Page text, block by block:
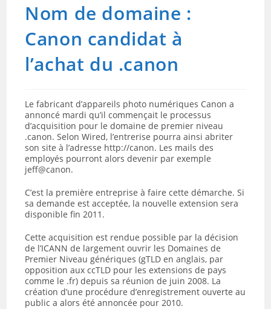
Nom de domaine :
Canon candidat à
l’achat du .canon
Le fabricant d’appareils photo numériques Canon a
annoncé mardi qu’il commençait le processus
d’acquisition pour le domaine de premier niveau
.canon. Selon Wired, l’entrerise pourra ainsi abriter
son site à l’adresse http://canon. Les mails des
employés pourront alors devenir par exemple
jeff@canon.
C’est la première entreprise à faire cette démarche. Si
sa demande est acceptée, la nouvelle extension sera
disponible fin 2011.
Cette acquisition est rendue possible par la décision
de l’ICANN de largement ouvrir les Domaines de
Premier Niveau génériques (gTLD en anglais, par
opposition aux ccTLD pour les extensions de pays
comme le .fr) depuis sa réunion de juin 2008. La
création d’une procédure d’enregistrement ouverte au
public a alors été annoncée pour 2010.